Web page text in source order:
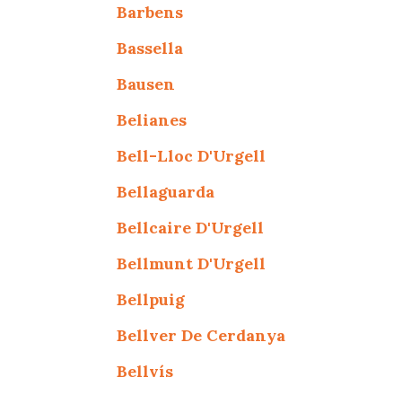
Barbens
Bassella
Bausen
Belianes
Bell-Lloc D'Urgell
Bellaguarda
Bellcaire D'Urgell
Bellmunt D'Urgell
Bellpuig
Bellver De Cerdanya
Bellvís